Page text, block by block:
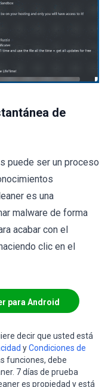
de
puede ser un proceso
es una
malware de forma
acabar con el
clic en el
para Android
decir que usted está
yCondiciones de
funciones, debe
7 días de prueba
es propiedad y está